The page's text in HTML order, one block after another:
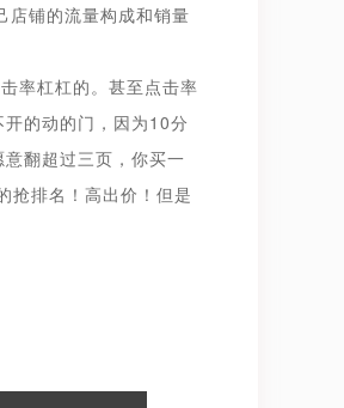
店铺的流量构成和销量
率杠杠的。甚至点击率
的动的门，因为10分
翻超过三页，你买一
抢排名！高出价！但是